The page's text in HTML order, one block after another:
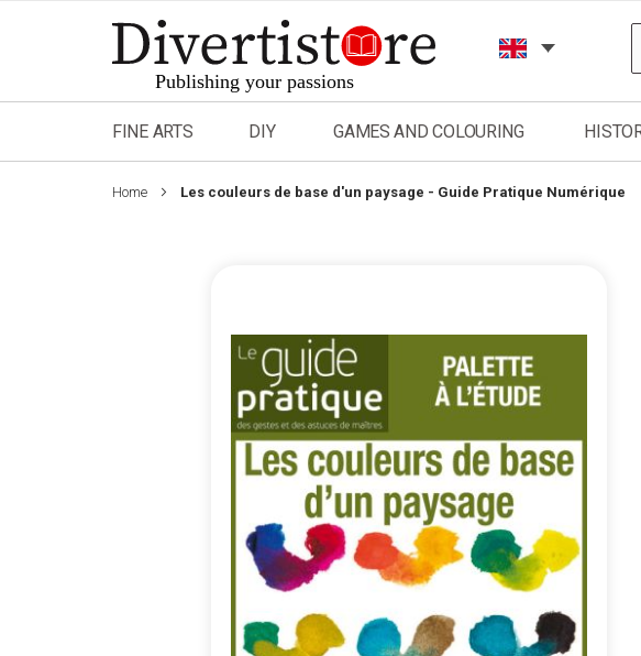
to
Content
FINE ARTS DIY GAMES AND COLOURING
Home Les couleurs de base d'un paysage - Guide Pratique Numérique